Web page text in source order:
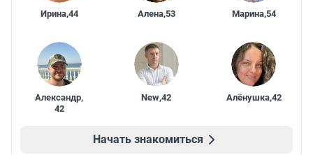
Ирина,44 Алена,53 Марина,54
Александр,
42
New,42 Алёнушка,42
Начать знакомиться